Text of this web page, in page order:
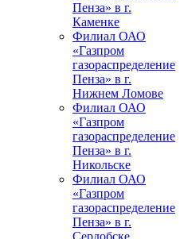
Пенза» в г.
Каменке
Филиал ОАО
«Газпром
газораспределение
Пенза» в г.
Нижнем Ломове
Филиал ОАО
«Газпром
газораспределение
Пенза» в г.
Никольске
Филиал ОАО
«Газпром
газораспределение
Пенза» в г.
Сердобске